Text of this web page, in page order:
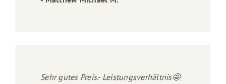
Sehr gutes Preis.- Leistungsverhältnis🤩